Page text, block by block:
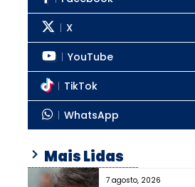
X
YouTube
TikTok
WhatsApp
Mais Lidas
7 agosto, 2026